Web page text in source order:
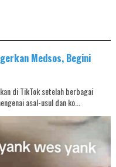
Medsos, Begini
di TikTok setelah berbagai
asal-usul dan ko...